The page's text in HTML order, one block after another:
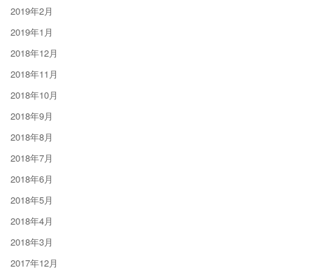
2019年2月
2019年1月
2018年12月
2018年11月
2018年10月
2018年9月
2018年8月
2018年7月
2018年6月
2018年5月
2018年4月
2018年3月
2017年12月